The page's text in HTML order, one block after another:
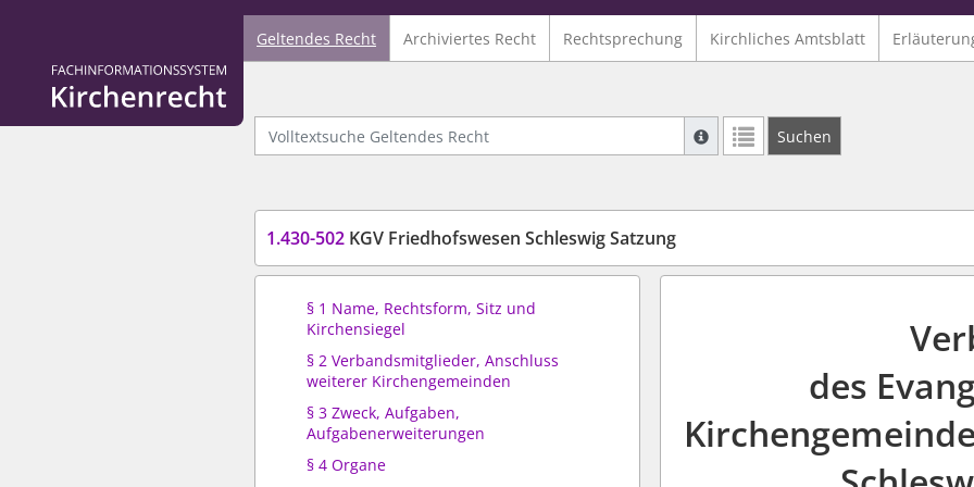
Logo Fachinformationssystem Kirchenrecht
Geltendes Recht Archiviertes Recht Rechtsprechung Kirchliches Amtsblatt
Volltextsuche Geltendes Recht
Suche mit Platzhalter "*", Bsp.
Suchen
1.430-502 KGV Friedhofswesen Schleswig Satzung
§ 1 Name, Rechtsform, Sitz und
Kirchensiegel
§ 2 Verbandsmitglieder, Anschluss
weiterer Kirchengemeinden
§ 3 Zweck, Aufgaben,
Aufgabenerweiterungen
§ 4 Organe
des